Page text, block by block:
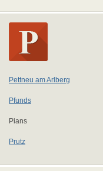
Pettneu am Arlberg
Pfunds
Pians
Prutz